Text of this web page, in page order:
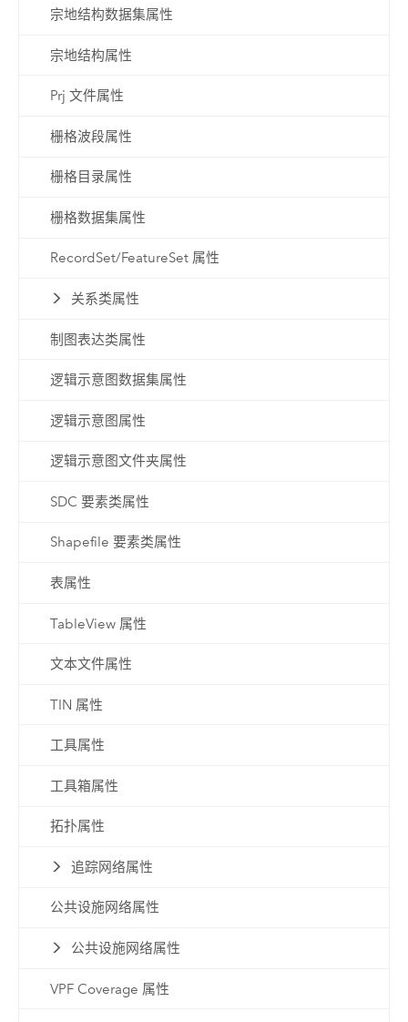
宗地结构数据集属性
宗地结构属性
Prj 文件属性
栅格波段属性
栅格目录属性
栅格数据集属性
RecordSet/FeatureSet 属性
关系类属性
制图表达类属性
逻辑示意图数据集属性
逻辑示意图属性
逻辑示意图文件夹属性
SDC 要素类属性
Shapefile 要素类属性
表属性
TableView 属性
文本文件属性
TIN 属性
工具属性
工具箱属性
拓扑属性
追踪网络属性
公共设施网络属性
公共设施网络属性
VPF Coverage 属性